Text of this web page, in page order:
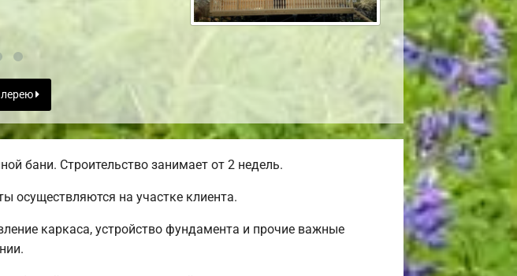
бани. Строительство занимает от 2 недель.
осуществляются на участке клиента.
каркаса, устройство фундамента и прочие важные